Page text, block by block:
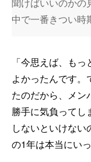
中で一番きつい時
「今思えば、も
よかったんです。
たのだから、メン
勝手に気負って
しないといけな
の1年は本当にい